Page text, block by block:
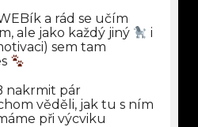
a rád se učím
ale jako každý jiný
i
sem tam
nakrmit pár
věděli, jak tu s ním
při výcviku